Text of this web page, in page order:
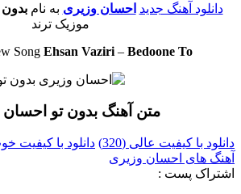
دانلود آهنگ جدید احسان وزیری به نامبدون
موزیک ترند
Song Ehsan Vaziri – Bedoone To
متن آهنگ بدون تو احسان
دانلود با کیفیت عالی (320) دانلود با کیفیت خوب
آهنگ های احسان وزیری
اشتراک پست :